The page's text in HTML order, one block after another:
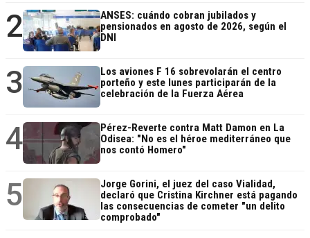
2
ANSES: cuándo cobran jubilados y
pensionados en agosto de 2026, según el
DNI
3
Los aviones F 16 sobrevolarán el centro
porteño y este lunes participarán de la
celebración de la Fuerza Aérea
4
Pérez-Reverte contra Matt Damon en La
Odisea: "No es el héroe mediterráneo que
nos contó Homero"
5
Jorge Gorini, el juez del caso Vialidad,
declaró que Cristina Kirchner está pagando
las consecuencias de cometer "un delito
comprobado"